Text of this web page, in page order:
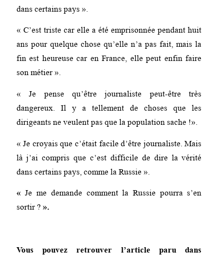
dans certains pays ».
« C’est triste car elle a été emprisonnée pendant huit
ans pour quelque chose qu’elle n’a pas fait, mais la
fin est heureuse car en France, elle peut enfin faire
son métier ».
« Je pense qu’être journaliste peut-être très
dangereux. Il y a tellement de choses que les
dirigeants ne veulent pas que la population sache !».
« Je croyais que c’était facile d’être journaliste. Mais
là j’ai compris que c’est difficile de dire la vérité
dans certains pays, comme la Russie ».
«Je me demande comment la Russie pourra s’en
sortir ? ».
Vous pouvez retrouver l’article paru dans